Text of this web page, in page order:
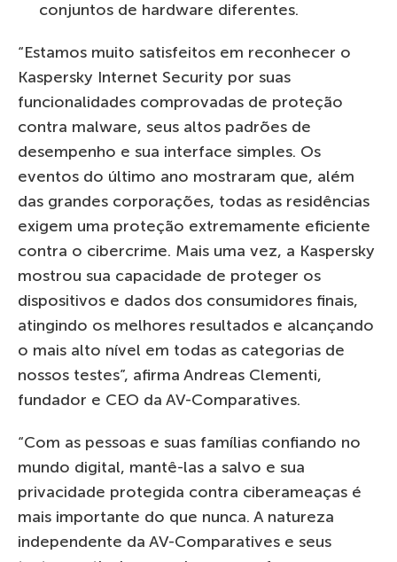
conjuntos de hardware diferentes.
“Estamos muito satisfeitos em reconhecer o
Kaspersky Internet Security por suas
funcionalidades comprovadas de proteção
contra malware, seus altos padrões de
desempenho e sua interface simples. Os
eventos do último ano mostraram que, além
das grandes corporações, todas as residências
exigem uma proteção extremamente eficiente
contra o cibercrime. Mais uma vez, a Kaspersky
mostrou sua capacidade de proteger os
dispositivos e dados dos consumidores finais,
atingindo os melhores resultados e alcançando
o mais alto nível em todas as categorias de
nossos testes”, afirma Andreas Clementi,
fundador e CEO da AV-Comparatives.
“Com as pessoas e suas famílias confiando no
mundo digital, mantê-las a salvo e sua
privacidade protegida contra ciberameaças é
mais importante do que nunca. A natureza
independente da AV-Comparatives e seus